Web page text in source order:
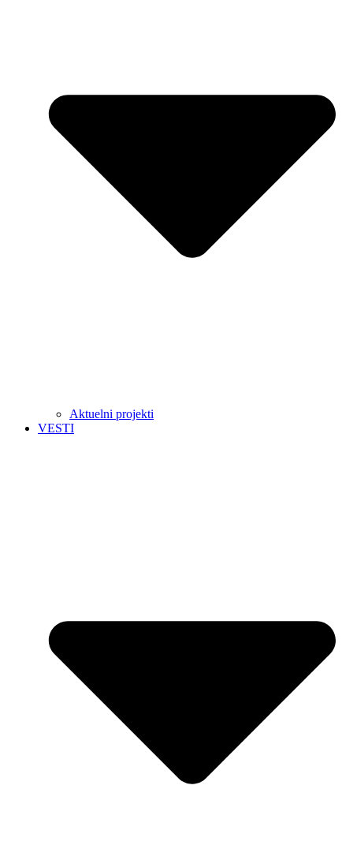
Aktuelni projekti
VESTI